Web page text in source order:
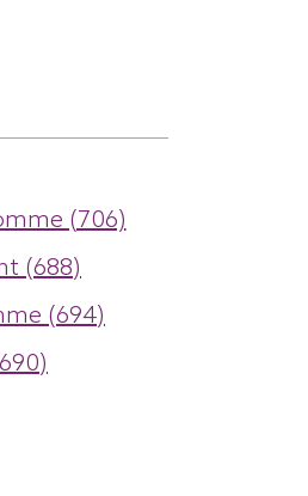
(706)
(688)
(694)